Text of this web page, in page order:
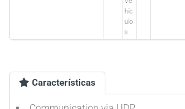
híc
ulo
s
Características